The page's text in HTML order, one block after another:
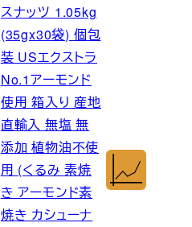
スナッツ 1.05kg
(35gx30袋) 個包
装 USエクストラ
No.1アーモンド
使用 箱入り 産地
直輸入 無塩 無
添加 植物油不使
用 (くるみ 素焼
き アーモンド素
焼き カシューナ